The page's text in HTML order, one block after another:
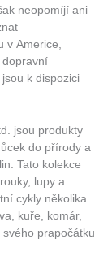
neopomíjí ani
v Americe,
dopravní
k dispozici
jsou produkty
do přírody a
Tato kolekce
lupy a
cykly několika
kuře, komár,
prapočátku